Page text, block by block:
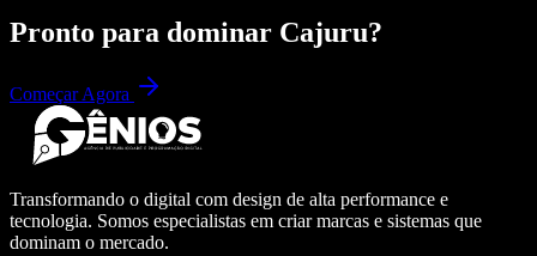
Pronto para dominar Cajuru?
Começar Agora
Transformando o digital com design de alta performance e
tecnologia. Somos especialistas em criar marcas e sistemas que
dominam o mercado.